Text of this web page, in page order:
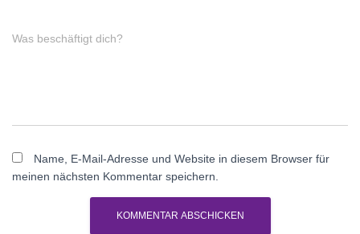
Was beschäftigt dich?
Name, E-Mail-Adresse und Website in diesem Browser für
meinen nächsten Kommentar speichern.